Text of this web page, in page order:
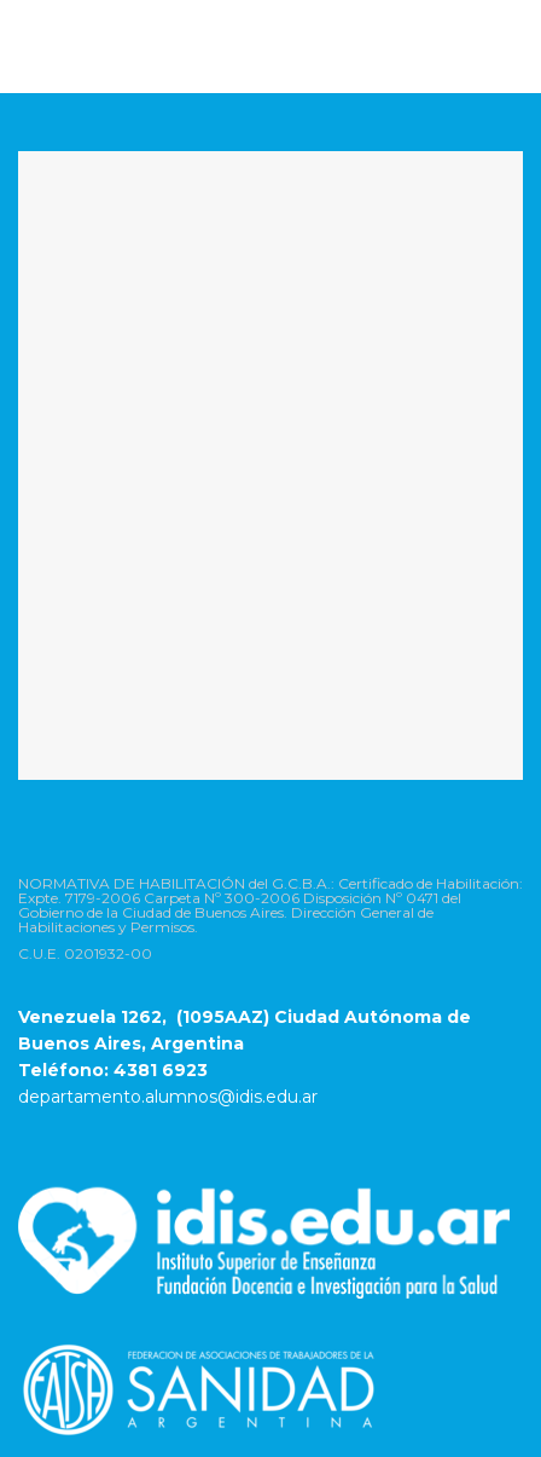
NORMATIVA DE HABILITACIÓN del G.C.B.A.: Certificado de Habilitación:
Expte. 7179-2006 Carpeta Nº 300-2006 Disposición Nº 0471 del
Gobierno de la Ciudad de Buenos Aires. Dirección General de
Habilitaciones y Permisos.
C.U.E. 0201932-00
Venezuela 1262, (1095AAZ) Ciudad Autónoma de
Buenos Aires, Argentina
Teléfono: 4381 6923
departamento.alumnos@idis.edu.ar